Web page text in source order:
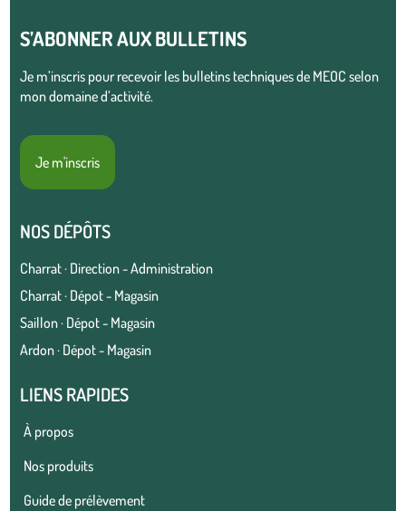
S’ABONNER AUX BULLETINS
Je m’inscris pour recevoir les bulletins techniques de MEOC selon
mon domaine d’activité.
Je m'inscris
NOS DÉPÔTS
Charrat · Direction - Administration
Charrat · Dépot - Magasin
Saillon · Dépot - Magasin
Ardon · Dépot - Magasin
LIENS RAPIDES
À propos
Nos produits
Guide de prélèvement